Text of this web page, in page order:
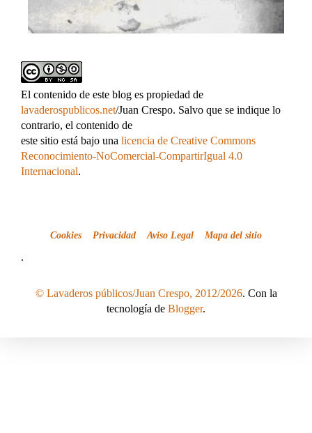
El contenido de este blog es propiedad de
lavaderospublicos.net/Juan Crespo. Salvo que se indique lo
contrario, el contenido de
este sitio está bajo una licencia de Creative Commons
Reconocimiento-NoComercial-CompartirIgual 4.0
Internacional.
Cookies Privacidad Aviso Legal Mapa del sitio
.
© Lavaderos públicos/Juan Crespo, 2012/2026. Con la
tecnología de Blogger.